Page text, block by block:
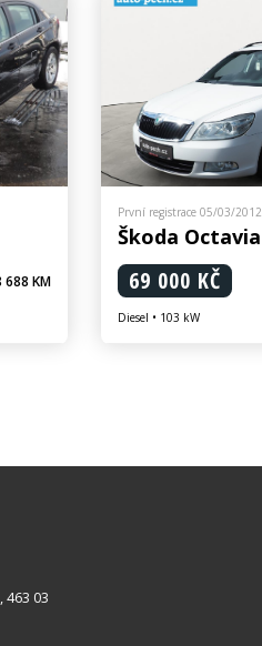
688 KM
První registrace 05/03/2012
Škoda Octavia
69 000 KČ
Diesel • 103 kW
463 03